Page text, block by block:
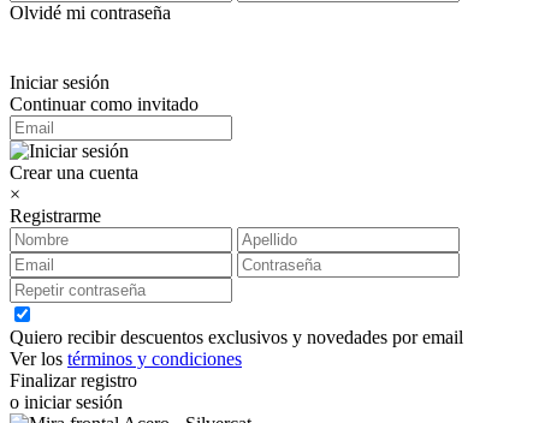
Olvidé mi contraseña
Iniciar sesión
Continuar como invitado
Crear una cuenta
×
Registrarme
Quiero recibir descuentos exclusivos y novedades por email
Ver los términos y condiciones
Finalizar registro
o iniciar sesión